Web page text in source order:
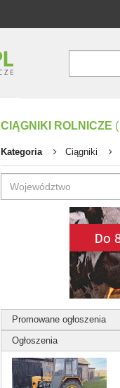
CIĄGNIKI ROLNICZE (
Kategoria Ciągniki
Promowane ogłoszenia
Ogłoszenia